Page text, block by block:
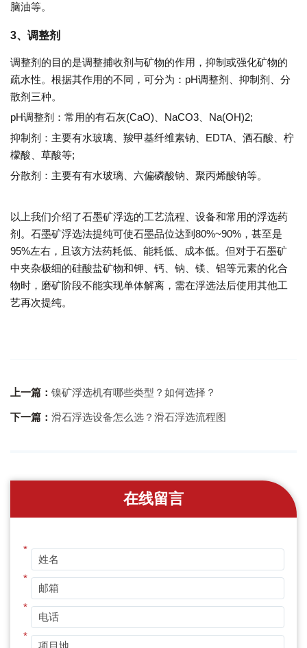
脑油等。
3、调整剂
调整剂的目的是调整捕收剂与矿物的作用，抑制或强化矿物的
疏水性。根据其作用的不同，可分为：pH调整剂、抑制剂、分
散剂三种。
pH调整剂：常用的有石灰(CaO)、NaCO3、Na(OH)2;
抑制剂：主要有水玻璃、羧甲基纤维素钠、EDTA、酒石酸、柠
檬酸、草酸等;
分散剂：主要有有水玻璃、六偏磷酸钠、聚丙烯酸钠等。
以上我们介绍了石墨矿浮选的工艺流程、设备和常用的浮选药
剂。石墨矿浮选法提纯可使石墨品位达到80%~90%，甚至是
95%左右，且该方法药耗低、能耗低、成本低。但对于石墨矿
中夹杂极细的硅酸盐矿物和钾、钙、钠、镁、铝等元素的化合
物时，磨矿阶段不能实现单体解离，需在浮选法后使用其他工
艺再次提纯。
上一篇： 镍矿浮选机有哪些类型？如何选择？
下一篇： 滑石浮选设备怎么选？滑石浮选流程图
在线留言
*
*
*
*